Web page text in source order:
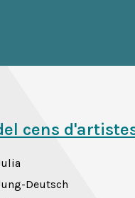
cens
Deutsch